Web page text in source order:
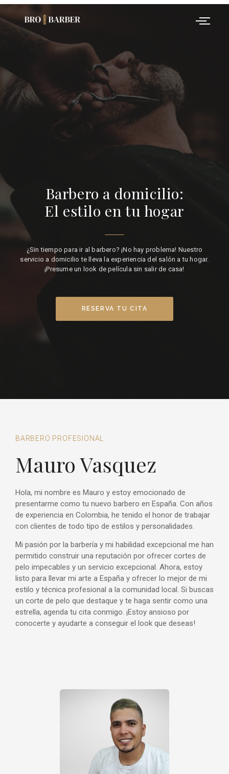
Barbero a domicilio:
El estilo en tu hogar
¿Sin tiempo para ir al barbero? ¡No hay problema! Nuestro
servicio a domicilio te lleva la experiencia del salón a tu hogar.
¡Presume un look de película sin salir de casa!
RESERVA TU CITA
BARBERO PROFESIONAL
Mauro Vasquez
Hola, mi nombre es Mauro y estoy emocionado de
presentarme como tu nuevo barbero en España. Con años
de experiencia en Colombia, he tenido el honor de trabajar
con clientes de todo tipo de estilos y personalidades.
Mi pasión por la barbería y mi habilidad excepcional me han
permitido construir una reputación por ofrecer cortes de
pelo impecables y un servicio excepcional. Ahora, estoy
listo para llevar mi arte a España y ofrecer lo mejor de mi
estilo y técnica profesional a la comunidad local. Si buscas
un corte de pelo que destaque y te haga sentir como una
estrella, agenda tu cita conmigo. ¡Estoy ansioso por
conocerte y ayudarte a conseguir el look que deseas!